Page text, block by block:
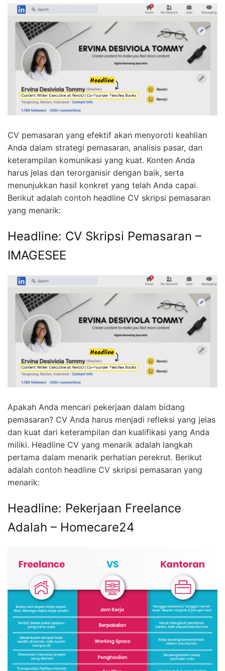
CV pemasaran yang efektif akan menyoroti keahlian
Anda dalam strategi pemasaran, analisis pasar, dan
keterampilan komunikasi yang kuat. Konten Anda
harus jelas dan terorganisir dengan baik, serta
menunjukkan hasil konkret yang telah Anda capai.
Berikut adalah contoh headline CV skripsi pemasaran
yang menarik:
Headline: CV Skripsi Pemasaran –
IMAGESEE
Apakah Anda mencari pekerjaan dalam bidang
pemasaran? CV Anda harus menjadi refleksi yang jelas
dan kuat dari keterampilan dan kualifikasi yang Anda
miliki. Headline CV yang menarik adalah langkah
pertama dalam menarik perhatian perekrut. Berikut
adalah contoh headline CV skripsi pemasaran yang
menarik:
Headline: Pekerjaan Freelance
Adalah – Homecare24